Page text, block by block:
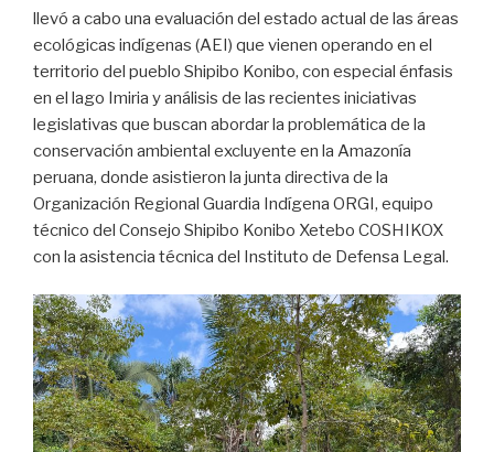
llevó a cabo una evaluación del estado actual de las áreas
ecológicas indígenas (AEI) que vienen operando en el
territorio del pueblo Shipibo Konibo, con especial énfasis
en el lago Imiria y análisis de las recientes iniciativas
legislativas que buscan abordar la problemática de la
conservación ambiental excluyente en la Amazonía
peruana, donde asistieron la junta directiva de la
Organización Regional Guardia Indígena ORGI, equipo
técnico del Consejo Shipibo Konibo Xetebo COSHIKOX
con la asistencia técnica del Instituto de Defensa Legal.